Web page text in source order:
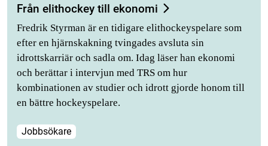
Från elithockey till ekonomi
Fredrik Styrman är en tidigare elithockeyspelare som
efter en hjärnskakning tvingades avsluta sin
idrottskarriär och sadla om. Idag läser han ekonomi
och berättar i intervjun med TRS om hur
kombinationen av studier och idrott gjorde honom till
en bättre hockeyspelare.
Jobbsökare